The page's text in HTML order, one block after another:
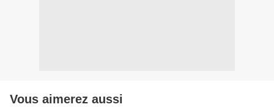
Vous aimerez aussi